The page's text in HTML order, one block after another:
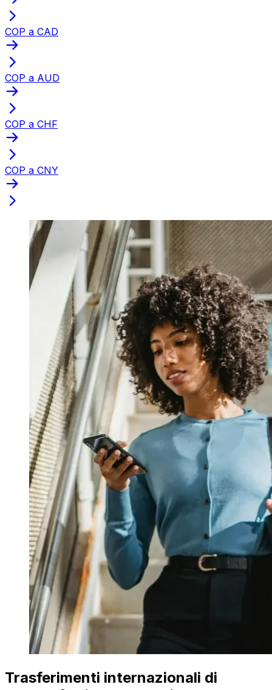
COP a CAD
COP a AUD
COP a CHF
COP a CNY
Trasferimenti internazionali di